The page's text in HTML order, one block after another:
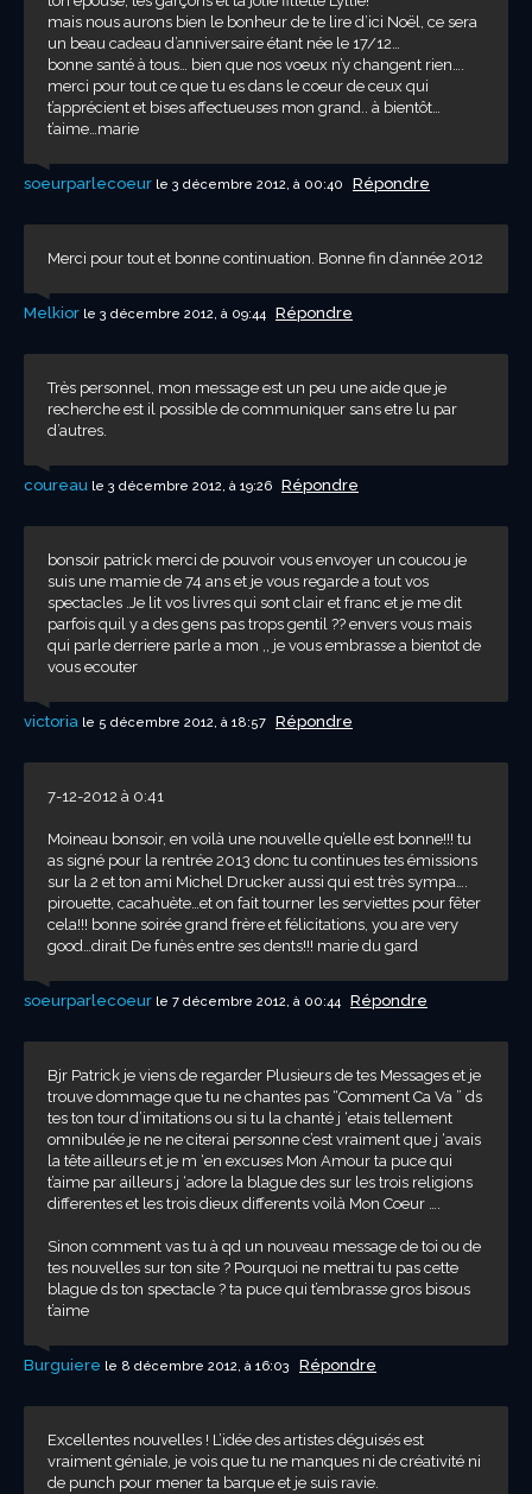
mais nous aurons bien le bonheur de te lire d’ici Noël, ce sera
un beau cadeau d’anniversaire étant née le 17/12…
bonne santé à tous… bien que nos voeux n’y changent rien….
merci pour tout ce que tu es dans le coeur de ceux qui
t’apprécient et bises affectueuses mon grand.. à bientôt…
t’aime…marie
soeurparlecoeur le 3 décembre 2012, à 00:40 Répondre
Merci pour tout et bonne continuation. Bonne fin d’année 2012
Melkior le 3 décembre 2012, à 09:44 Répondre
Très personnel, mon message est un peu une aide que je
recherche est il possible de communiquer sans etre lu par
d’autres.
coureau le 3 décembre 2012, à 19:26 Répondre
bonsoir patrick merci de pouvoir vous envoyer un coucou je
suis une mamie de 74 ans et je vous regarde a tout vos
spectacles .Je lit vos livres qui sont clair et franc et je me dit
parfois quil y a des gens pas trops gentil ?? envers vous mais
qui parle derriere parle a mon ,, je vous embrasse a bientot de
vous ecouter
victoria le 5 décembre 2012, à 18:57 Répondre
7-12-2012 à 0:41
Moineau bonsoir, en voilà une nouvelle qu’elle est bonne!!! tu
as signé pour la rentrée 2013 donc tu continues tes émissions
sur la 2 et ton ami Michel Drucker aussi qui est très sympa….
pirouette, cacahuète…et on fait tourner les serviettes pour fêter
cela!!! bonne soirée grand frère et félicitations, you are very
good…dirait De funès entre ses dents!!! marie du gard
soeurparlecoeur le 7 décembre 2012, à 00:44 Répondre
Bjr Patrick je viens de regarder Plusieurs de tes Messages et je
trouve dommage que tu ne chantes pas “Comment Ca Va ” ds
tes ton tour d’imitations ou si tu la chanté j ‘etais tellement
omnibulée je ne ne citerai personne c’est vraiment que j ‘avais
la tête ailleurs et je m ‘en excuses Mon Amour ta puce qui
t’aime par ailleurs j ‘adore la blague des sur les trois religions
differentes et les trois dieux differents voilà Mon Coeur ….
Sinon comment vas tu à qd un nouveau message de toi ou de
tes nouvelles sur ton site ? Pourquoi ne mettrai tu pas cette
blague ds ton spectacle ? ta puce qui t’embrasse gros bisous
t’aime
Burguiere le 8 décembre 2012, à 16:03 Répondre
Excellentes nouvelles ! L’idée des artistes déguisés est
vraiment géniale, je vois que tu ne manques ni de créativité ni
de punch pour mener ta barque et je suis ravie.